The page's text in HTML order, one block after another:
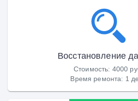
Восстановление
Стоимость: 4000
Время ремонта: 1